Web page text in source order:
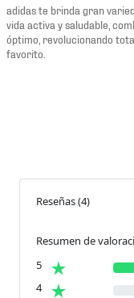
adidas te brinda gran
vida activa y saludable,
óptimo, revolucionando
favorito.
Reseñas(4)
Resumen de
5
4